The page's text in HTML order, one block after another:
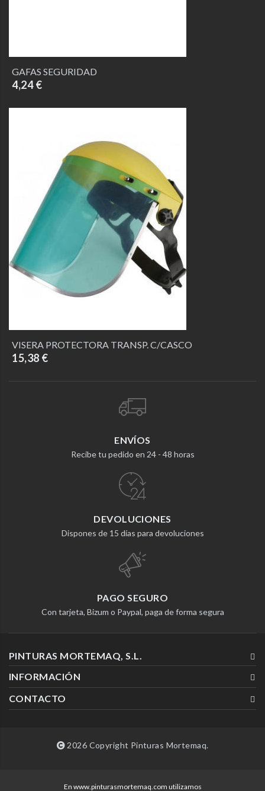
GAFAS SEGURIDAD
4,24 €
VISERA PROTECTORA TRANSP. C/CASCO
15,38 €
ENVÍOS
Recibe tu pedido en 24 - 48 horas
DEVOLUCIONES
Dispones de 15 días para devoluciones
PAGO SEGURO
Con tarjeta, Bizum o Paypal, paga de forma segura
PINTURAS MORTEMAQ, S.L.
INFORMACIÓN
CONTACTO
2026 Copyright Pinturas Mortemaq.
En www.pinturasmortemaq.com utilizamos